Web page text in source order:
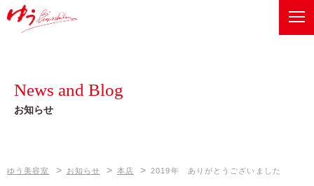
ベルジュバンスボヌールスパ
お知らせ
News and Blog
お知らせ
ゆう美容室 > お知らせ > 本店 > 2019年 ありがとうございました